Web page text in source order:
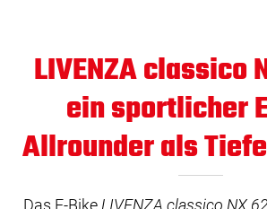
LIVENZA classico
ein sportlicher
Allrounder als
Das E-BikeLIVENZA classico NX